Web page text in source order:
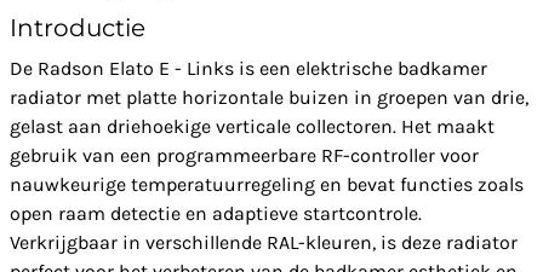
Introductie
De Radson Elato E - Links is een elektrische badkamer
radiator met platte horizontale buizen in groepen van drie,
gelast aan driehoekige verticale collectoren. Het maakt
gebruik van een programmeerbare RF-controller voor
nauwkeurige temperatuurregeling en bevat functies zoals
open raam detectie en adaptieve startcontrole.
Verkrijgbaar in verschillende RAL-kleuren, is deze radiator